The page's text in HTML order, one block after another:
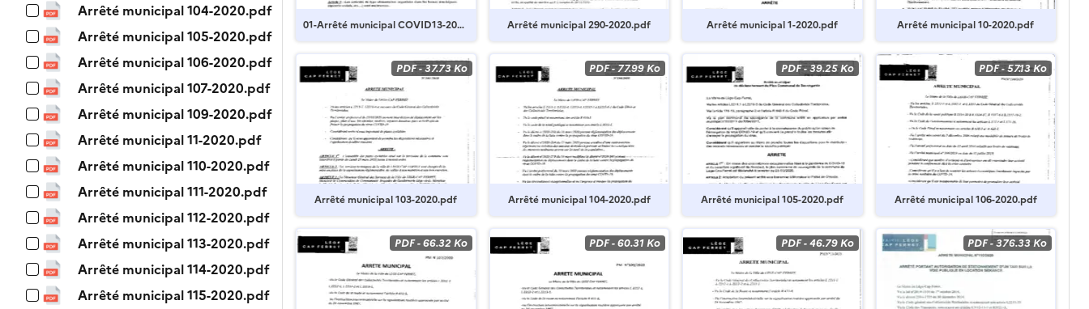
Arrêté municipal 104-2020.pdf
Arrêté municipal 105-2020.pdf
Arrêté municipal 106-2020.pdf
Arrêté municipal 107-2020.pdf
Arrêté municipal 109-2020.pdf
Arrêté municipal 11-2020.pdf
Arrêté municipal 110-2020.pdf
Arrêté municipal 111-2020.pdf
Arrêté municipal 112-2020.pdf
Arrêté municipal 113-2020.pdf
Arrêté municipal 114-2020.pdf
Arrêté municipal 115-2020.pdf
01-Arrêté municipal COVID13-202
Arrêté municipal 290-2020.pdf Arrêté municipal 1-2020.pdf Arrêté municipal 10-2020.pdf
PDF-37.73 Ko
Arrêté municipal 103-2020.pdf
PDF-77.99 Ko
Arrêté municipal 104-2020.pdf
PDF-39.25 Ko
Arrêté municipal 105-2020.pdf
PDF-57.13 Ko
Arrêté municipal 106-2020.pdf
PDF-66.32 Ko PDF-60.31 Ko PDF-46.79 Ko PDF-376.33 Ko